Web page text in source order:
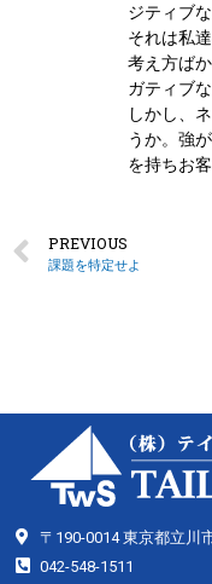
ジティブ
それは私
考え方ば
ガティブ
しかし、
うか。強
を持ちお
PREVIOUS
課題を特定せよ
〒190-0014 東京都立川
042-548-1511